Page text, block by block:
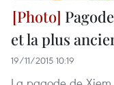
et la plus
19/11/2015 10:19